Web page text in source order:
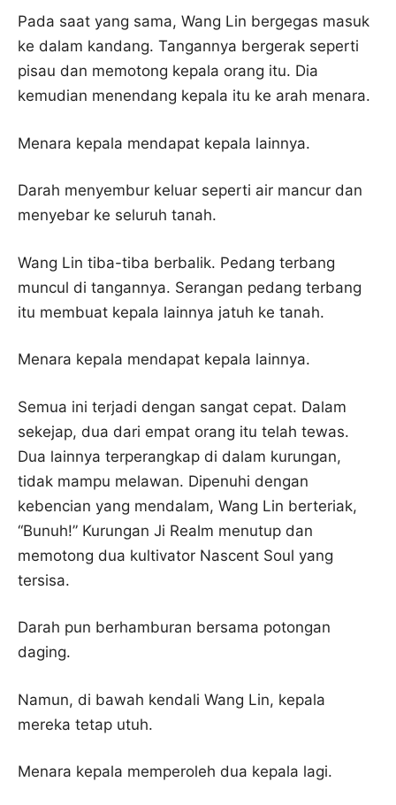
Pada saat yang sama, Wang Lin bergegas masuk
ke dalam kandang. Tangannya bergerak seperti
pisau dan memotong kepala orang itu. Dia
kemudian menendang kepala itu ke arah menara.
Menara kepala mendapat kepala lainnya.
Darah menyembur keluar seperti air mancur dan
menyebar ke seluruh tanah.
Wang Lin tiba-tiba berbalik. Pedang terbang
muncul di tangannya. Serangan pedang terbang
itu membuat kepala lainnya jatuh ke tanah.
Menara kepala mendapat kepala lainnya.
Semua ini terjadi dengan sangat cepat. Dalam
sekejap, dua dari empat orang itu telah tewas.
Dua lainnya terperangkap di dalam kurungan,
tidak mampu melawan. Dipenuhi dengan
kebencian yang mendalam, Wang Lin berteriak,
“Bunuh!” Kurungan Ji Realm menutup dan
memotong dua kultivator Nascent Soul yang
tersisa.
Darah pun berhamburan bersama potongan
daging.
Namun, di bawah kendali Wang Lin, kepala
mereka tetap utuh.
Menara kepala memperoleh dua kepala lagi.